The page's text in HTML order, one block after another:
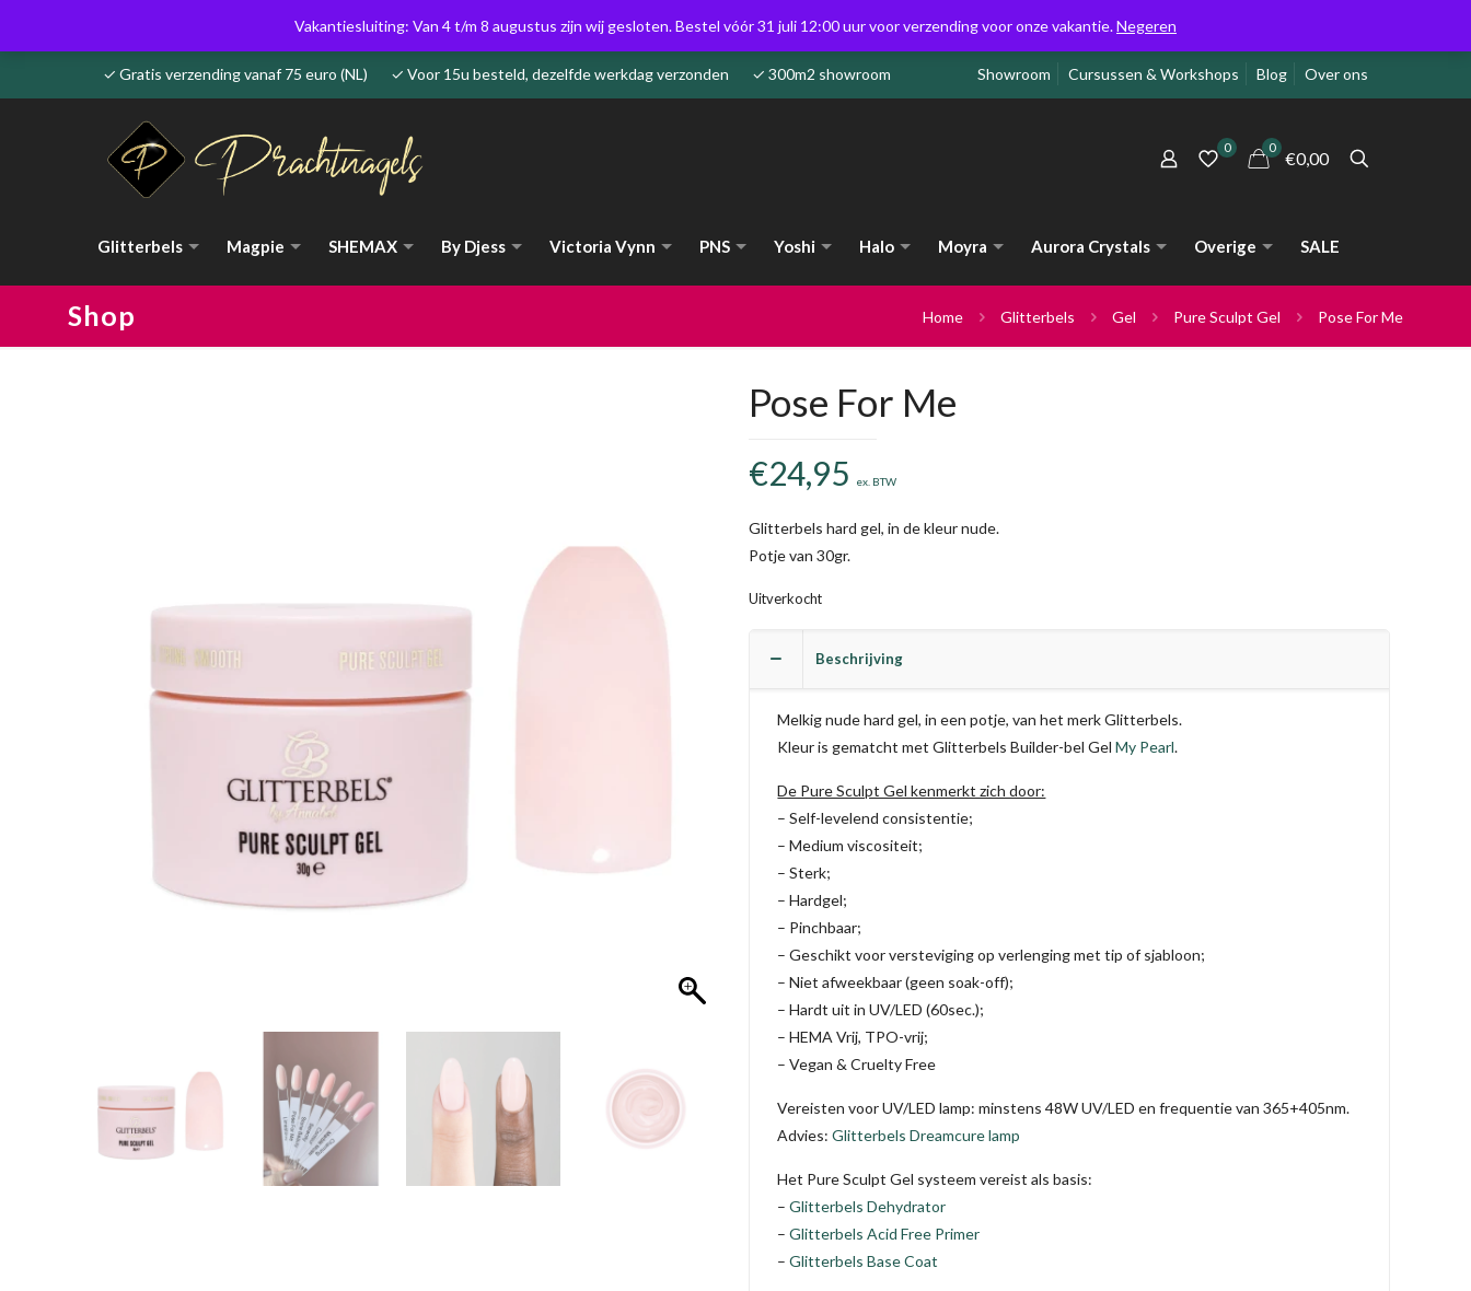
✓ Gratis verzending vanaf 75 euro (NL) ✓ Voor 15u besteld, dezelfde werkdag verzonden ✓ 300m2 showroom Showroom Cursussen & Workshops Blog Over ons
0 0
€0,00
Glitterbels Magpie SHEMAX By Djess Victoria Vynn PNS Yoshi Halo Moyra Aurora Crystals Overige SALE
Shop Home Glitterbels Gel Pure Sculpt Gel Pose For Me
Pose For Me
€24,95 ex. BTW
Glitterbels hard gel, in de kleur nude.
Potje van 30gr.
Uitverkocht
Beschrijving
Melkig nude hard gel, in een potje, van het merk Glitterbels.
Kleur is gematcht met Glitterbels Builder-bel GelMy Pearl.
De Pure Sculpt Gel kenmerkt zich door:
– Self-levelend consistentie;
– Medium viscositeit;
– Sterk;
– Hardgel;
– Pinchbaar;
– Geschikt voor versteviging op verlenging met tip of sjabloon;
– Niet afweekbaar (geen soak-off);
– Hardt uit in UV/LED (60sec.);
– HEMA Vrij, TPO-vrij;
– Vegan & Cruelty Free
Vereisten voor UV/LED lamp: minstens 48W UV/LED en frequentie van 365+405nm.
Advies:Glitterbels Dreamcure lamp
Het Pure Sculpt Gel systeem vereist als basis:
–Glitterbels Dehydrator
–Glitterbels Acid Free Primer
–Glitterbels Base Coat
Vakantiesluiting: Van 4 t/m 8 augustus zijn wij gesloten. Bestel vóór 31 juli 12:00 uur voor verzending voor onze vakantie.Negeren